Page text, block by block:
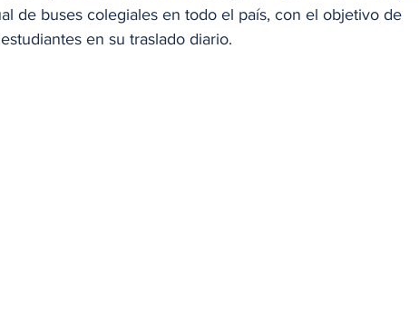
de buses colegiales en todo el país, con el objetivo de
en su traslado diario.